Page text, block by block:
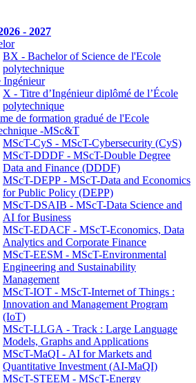
- 2027
BX - Bachelor of Science de l'Ecole
polytechnique
Ingénieur
X - Titre d’Ingénieur diplômé de l’École
polytechnique
de formation gradué de l'Ecole
-MSc&T
MScT-CyS - MScT-Cybersecurity (CyS)
MScT-DDDF - MScT-Double Degree
Data and Finance (DDDF)
MScT-DEPP - MScT-Data and Economics
for Public Policy (DEPP)
MScT-DSAIB - MScT-Data Science and
AI for Business
MScT-EDACF - MScT-Economics, Data
Analytics and Corporate Finance
MScT-EESM - MScT-Environmental
Engineering and Sustainability
Management
MScT-IOT - MScT-Internet of Things :
Innovation and Management Program
(IoT)
MScT-LLGA - Track : Large Language
Models, Graphs and Applications
MScT-MaQI - AI for Markets and
Quantitative Investment (AI-MaQI)
MScT-STEEM - MScT-Energy